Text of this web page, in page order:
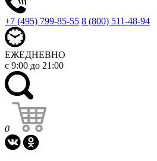
+7 (495) 799-85-55 8 (800) 511-48-94
ЕЖЕДНЕВНО
с 9:00 до 21:00
0